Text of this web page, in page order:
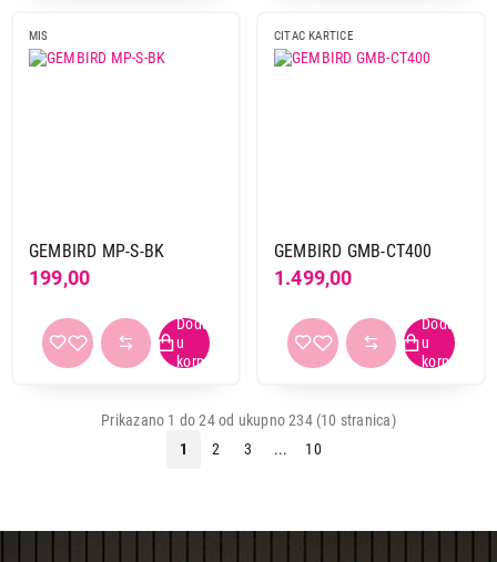
MIS
GEMBIRD MP-S-BK
199,00
CITAC KARTICE
GEMBIRD GMB-CT400
1.499,00
Prikazano 1 do 24 od ukupno 234 (10 stranica)
1
2 3 ... 10